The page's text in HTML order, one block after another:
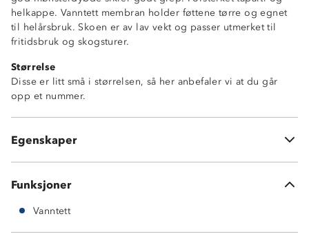
helkappe. Vanntett membran holder føttene tørre og egnet
til helårsbruk. Skoen er av lav vekt og passer utmerket til
fritidsbruk og skogsturer.
Størrelse
Disse er litt små i størrelsen, så her anbefaler vi at du går
opp et nummer.
Egenskaper
Vanntett membran
Forsterket tå og hæl
Overdel i tekstil
Uttakbar, tynn innersåle
Funksjoner
Vanntett